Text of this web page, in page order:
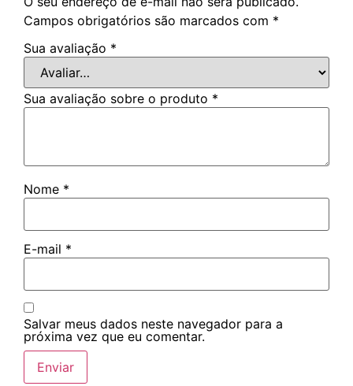
Campos obrigatórios são marcados com *
Sua avaliação *
Sua avaliação sobre o produto *
Nome *
E-mail *
Salvar meus dados neste navegador para a
próxima vez que eu comentar.